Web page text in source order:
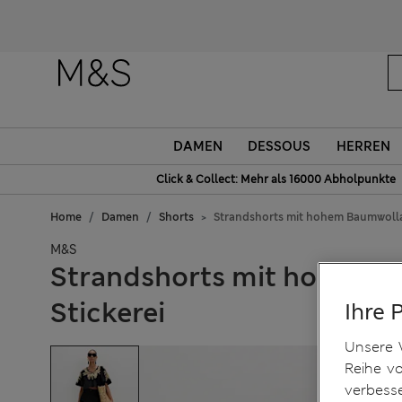
DAMEN DESSOUS HERREN
Click & Collect: Mehr als 16000 Abholpunkte
Home Damen Shorts Strandshorts mit hohem
M&S
Strandshorts mit hohem
Stickerei
Ihre
Unsere
Reihe